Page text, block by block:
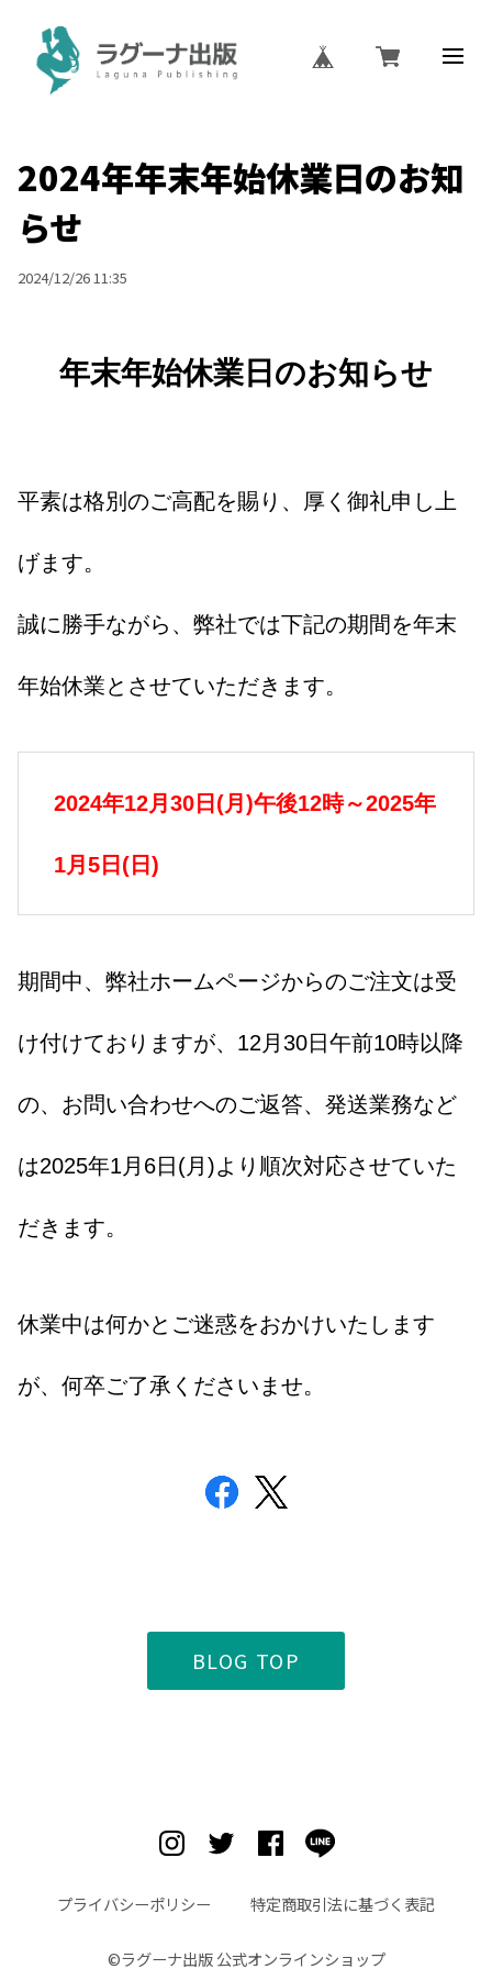
2024年年末年始休業日のお知
らせ
2024/12/26 11:35
年末年始休業日のお知らせ
平素は格別のご高配を賜り、厚く御礼申し上
げます。
誠に勝手ながら、弊社では下記の期間を年末
年始休業とさせていただきます。
2024年12月30日(月)午後12時～2025年
1月5日(日)
期間中、弊社ホームページからのご注文は受
け付けておりますが、12月30日午前10時以降
の、お問い合わせへのご返答、発送業務など
は2025年1月6日(月)より順次対応させていた
だきます。
休業中は何かとご迷惑をおかけいたします
が、何卒ご了承くださいませ。
BLOG TOP
プライバシーポリシー 特定商取引法に基づく表記
©︎ラグーナ出版 公式オンラインショップ